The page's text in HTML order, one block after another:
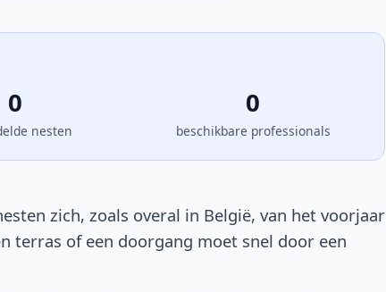
0
nesten
0
beschikbare professionals
zich, zoals overal in België, van het voorjaar
terras of een doorgang moet snel door een